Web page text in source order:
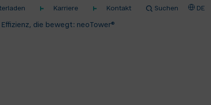
Karriere Kontakt Suchen DE
Effizienz, die bewegt: neoTower®